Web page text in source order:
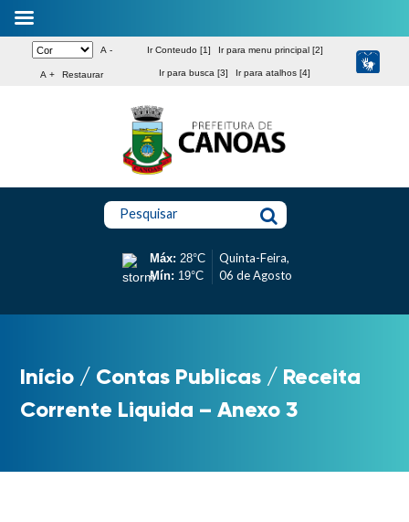
A -
A + Restaurar
Ir Conteudo [1] Ir para menu principal [2]
Ir para busca [3] Ir para atalhos [4]
Pesquisar
Máx: 28°C
Mín: 19°C
Quinta-Feira,
06 de Agosto
Início / Contas Publicas / Receita
Corrente Liquida – Anexo 3